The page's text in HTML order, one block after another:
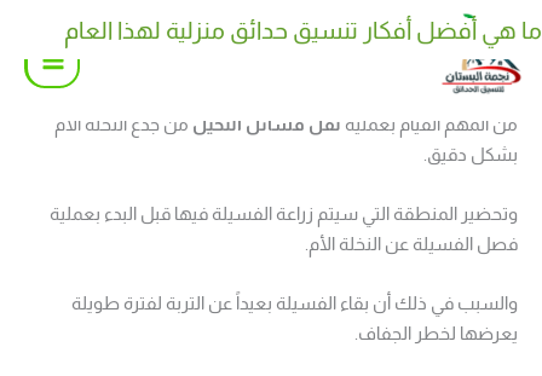
إلى
المحتوى
من المهم القيام بعملية نقل فسائل النخيل من جذع النخلة الأم
بشكل دقيق.
وتحضير المنطقة التي سيتم زراعة الفسيلة فيها قبل البدء بعملية
فصل الفسيلة عن النخلة الأم.
والسبب في ذلك أن بقاء الفسيلة بعيداً عن التربة لفترة طويلة
يعرضها لخطر الجفاف.
كيف تختار نوع نوافير وشلالات منزلية مناسب لحديقتك
ما هي أفضل أفكار تنسيق حدائق منزلية لهذا العام